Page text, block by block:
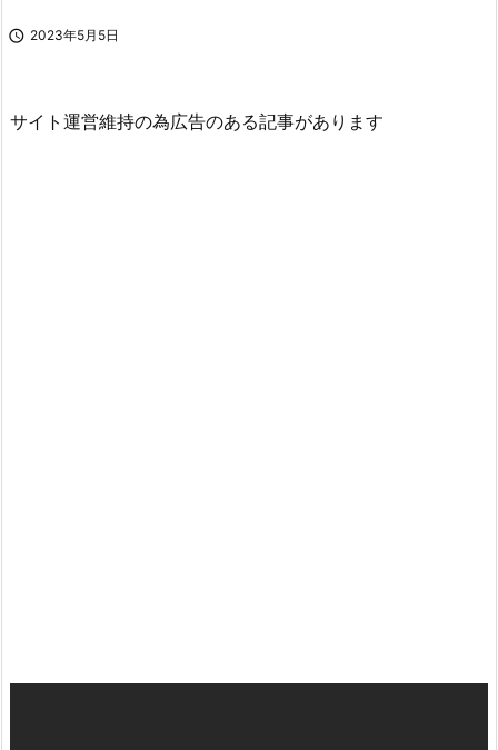
 2023年5月5日
サイト運営維持の為広告のある記事があります